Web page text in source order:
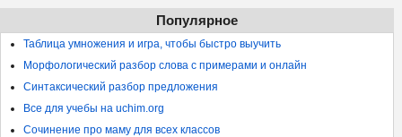
Популярное
Таблица умножения и игра, чтобы быстро выучить
Морфологический разбор слова с примерами и онлайн
Синтаксический разбор предложения
Все для учебы на uchim.org
Сочинение про маму для всех классов